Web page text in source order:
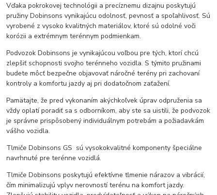
Vďaka pokrokovej technológii a precíznemu dizajnu poskytujú
pružiny Dobinsons vynikajúcu odolnosť, pevnosť a spoľahlivosť. Sú
vyrobené z vysoko kvalitných materiálov, ktoré sú odolné voči
korózii a extrémnym terénnym podmienkam.
Podvozok Dobinsons je vynikajúcou voľbou pre tých, ktorí chcú
zlepšiť schopnosti svojho terénneho vozidla. S týmito pružinami
budete môcť bezpečne objavovať náročné terény pri zachovaní
kontroly a komfortu jazdy aj pri dodatočnom zaťažení.
Pamätajte, že pred vykonaním akýchkoľvek úprav odpruženia sa
vždy oplatí poradiť sa s odborníkom, aby ste sa uistili, že podvozok
je správne prispôsobený individuálnym potrebám a požiadavkám
vášho vozidla.
Tlmiče Dobinsons GS sú vysokokvalitné komponenty špeciálne
navrhnuté pre terénne vozidlá.
Tlmiče Dobinsons poskytujú efektívne tlmenie nárazov a vibrácií,
čím minimalizujú vplyv nerovností terénu na komfort jazdy.